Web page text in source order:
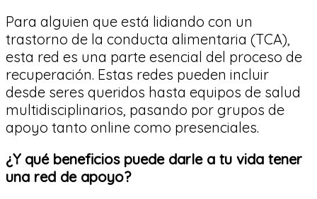
Para alguien que está lidiando con un
trastorno de la conducta alimentaria (TCA),
esta red es una parte esencial del proceso de
recuperación. Estas redes pueden incluir
desde seres queridos hasta equipos de salud
multidisciplinarios, pasando por grupos de
apoyo tanto online como presenciales.
¿Y qué beneficios puede darle a tu vida tener
una red de apoyo?